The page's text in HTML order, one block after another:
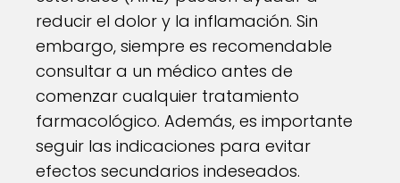
reducir el dolor y la inflamación. Sin
embargo, siempre es recomendable
consultar a un médico antes de
comenzar cualquier tratamiento
farmacológico. Además, es importante
seguir las indicaciones para evitar
efectos secundarios indeseados.